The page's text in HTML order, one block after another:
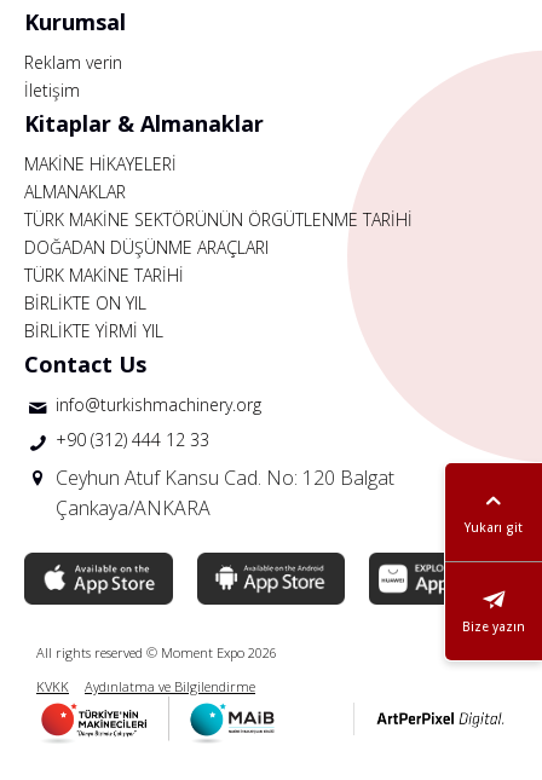
Yukarı git
Bize yazın
Kurumsal
Reklam verin
İletişim
Kitaplar & Almanaklar
MAKİNE HİKAYELERİ
ALMANAKLAR
TÜRK MAKİNE SEKTÖRÜNÜN ÖRGÜTLENME TARİHİ
DOĞADAN DÜŞÜNME ARAÇLARI
TÜRK MAKİNE TARİHİ
BİRLİKTE ON YIL
BİRLİKTE YİRMİ YIL
Contact Us
info@turkishmachinery.org
+90 (312) 444 12 33
Ceyhun Atuf Kansu Cad. No: 120 Balgat
Çankaya/ANKARA
All rights reserved © Moment Expo 2026
KVKK
Aydınlatma ve Bilgilendirme